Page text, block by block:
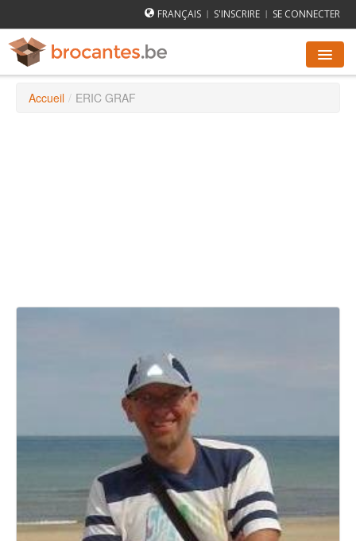
FRANÇAIS | S'INSCRIRE | SE CONNECTER
AGENDA DES BROCANTES
Accueil / ERIC GRAF